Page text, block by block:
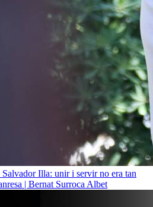
Illa: unir i servir no era tan
| Bernat Surroca Albet